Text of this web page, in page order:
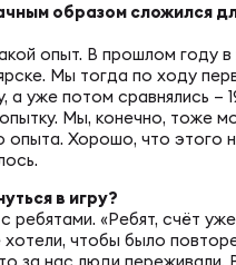
образом сложился
опыт. В прошлом году в
Мы тогда по ходу
уже потом сравнялись –
Мы, конечно, тоже
опыта. Хорошо, что этого
в игру?
«Ребят, счёт
хотели, чтобы было